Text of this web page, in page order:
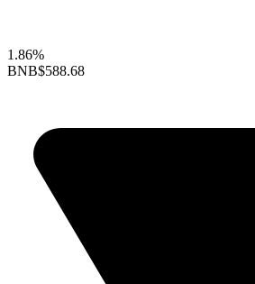
1.86%
BNB$588.68